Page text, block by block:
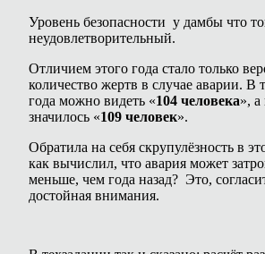
Уровень безопасности у дамбы что
неудовлетворительный.
Отличием этого года стало только
количество жертв в случае аварии. В
года можно видеть «104 человека»,
значилось «109 человек».
Обратила на себя скрупулёзность в
как вычислил, что авария может
меньше, чем года назад? Это,
достойная внимания.